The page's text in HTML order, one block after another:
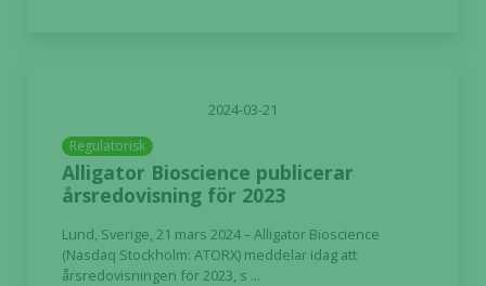
2024-03-21
Regulatorisk
Alligator Bioscience publicerar
årsredovisning för 2023
Lund, Sverige, 21 mars 2024 – Alligator Bioscience
(Nasdaq Stockholm: ATORX) meddelar idag att
årsredovisningen för 2023, s ...